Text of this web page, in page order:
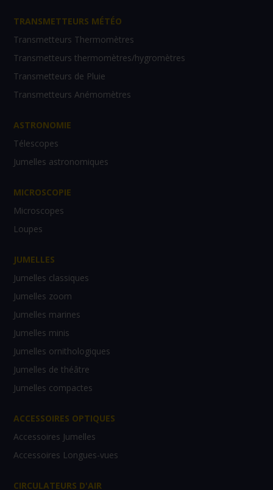
TRANSMETTEURS MÉTÉO
Transmetteurs Thermomètres
Transmetteurs thermomètres/hygromètres
Transmetteurs de Pluie
Transmetteurs Anémomètres
ASTRONOMIE
Télescopes
Jumelles astronomiques
MICROSCOPIE
Microscopes
Loupes
JUMELLES
Jumelles classiques
Jumelles zoom
Jumelles marines
Jumelles minis
Jumelles ornithologiques
Jumelles de théâtre
Jumelles compactes
ACCESSOIRES OPTIQUES
Accessoires Jumelles
Accessoires Longues-vues
CIRCULATEURS D'AIR